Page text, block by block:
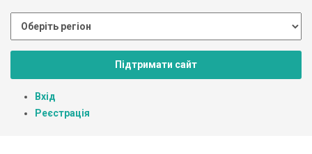
Підтримати сайт
Вхід
Реєстрація